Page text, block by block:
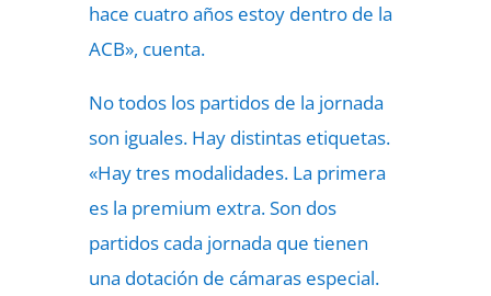
hace cuatro años estoy dentro de la
ACB», cuenta.
No todos los partidos de la jornada
son iguales. Hay distintas etiquetas.
«Hay tres modalidades. La primera
es la premium extra. Son dos
partidos cada jornada que tienen
una dotación de cámaras especial.